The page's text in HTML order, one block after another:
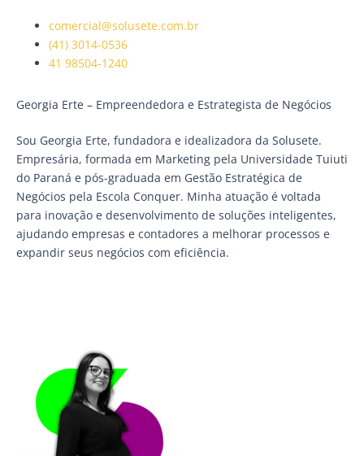
comercial@solusete.com.br
(41) 3014-0536
41 98504-1240
Georgia Erte – Empreendedora e Estrategista de Negócios
Sou Georgia Erte, fundadora e idealizadora da Solusete.
Empresária, formada em Marketing pela Universidade Tuiuti
do Paraná e pós-graduada em Gestão Estratégica de
Negócios pela Escola Conquer. Minha atuação é voltada
para inovação e desenvolvimento de soluções inteligentes,
ajudando empresas e contadores a melhorar processos e
expandir seus negócios com eficiência.